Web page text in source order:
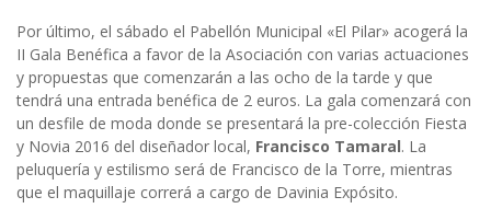
Por último, el sábado el Pabellón Municipal «El Pilar» acogerá la
II Gala Benéfica a favor de la Asociación con varias actuaciones
y propuestas que comenzarán a las ocho de la tarde y que
tendrá una entrada benéfica de 2 euros. La gala comenzará con
un desfile de moda donde se presentará la pre-colección Fiesta
y Novia 2016 del diseñador local, Francisco Tamaral. La
peluquería y estilismo será de Francisco de la Torre, mientras
que el maquillaje correrá a cargo de Davinia Expósito.